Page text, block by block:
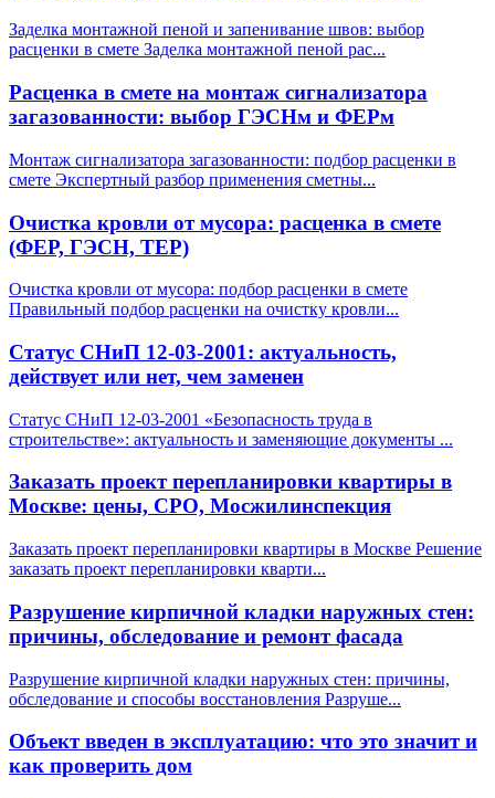
Заделка монтажной пеной и запенивание швов: выбор
расценки в смете Заделка монтажной пеной рас...
Расценка в смете на монтаж сигнализатора
загазованности: выбор ГЭСНм и ФЕРм
Монтаж сигнализатора загазованности: подбор расценки в
смете Экспертный разбор применения сметны...
Очистка кровли от мусора: расценка в смете
(ФЕР, ГЭСН, ТЕР)
Очистка кровли от мусора: подбор расценки в смете
Правильный подбор расценки на очистку кровли...
Статус СНиП 12-03-2001: актуальность,
действует или нет, чем заменен
Статус СНиП 12-03-2001 «Безопасность труда в
строительстве»: актуальность и заменяющие документы ...
Заказать проект перепланировки квартиры в
Москве: цены, СРО, Мосжилинспекция
Заказать проект перепланировки квартиры в Москве Решение
заказать проект перепланировки кварти...
Разрушение кирпичной кладки наружных стен:
причины, обследование и ремонт фасада
Разрушение кирпичной кладки наружных стен: причины,
обследование и способы восстановления Разруше...
Объект введен в эксплуатацию: что это значит и
как проверить дом